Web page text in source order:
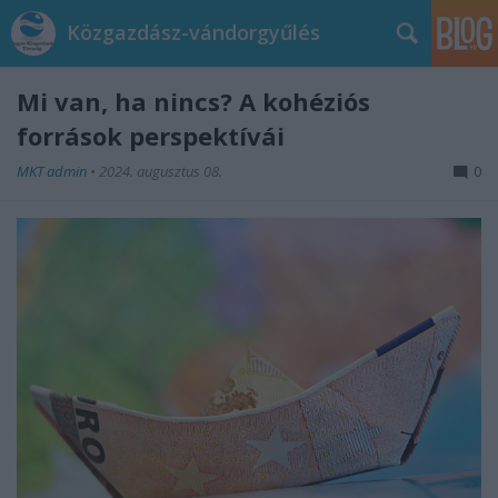
Közgazdász-vándorgyűlés
Mi van, ha nincs? A kohéziós
források perspektívái
MKT admin • 2024. augusztus 08. 0